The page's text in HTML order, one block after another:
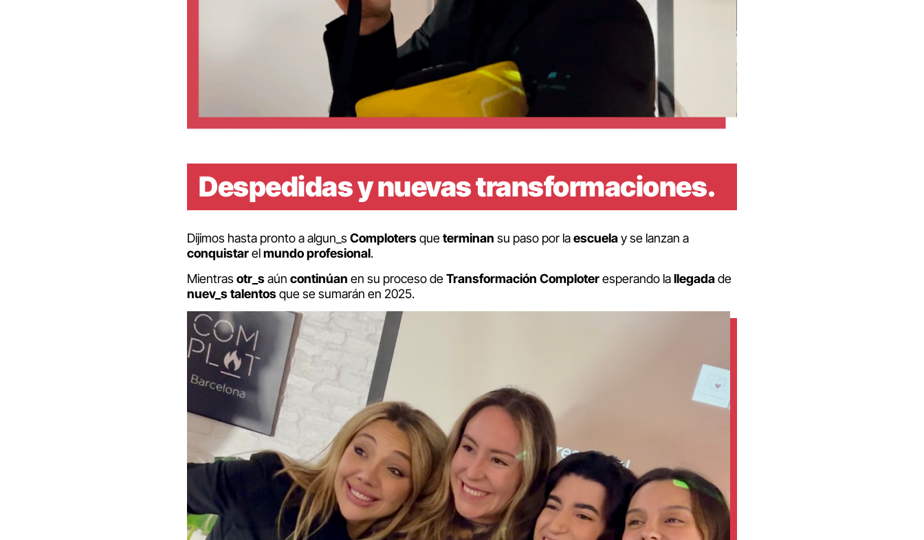
Despedidas y nuevas transformaciones.
Dijimos hasta pronto a algun_s Complotersqueterminan su paso por laescuelay se lanzan a
conquistarelmundoprofesional.
Mientras otr_saún continúan en su proceso deTransformación Comploteresperando lallegadade
nuev_stalentosque se sumarán en 2025.